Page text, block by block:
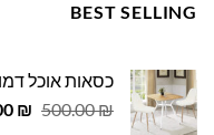
BEST SELLING
כסאות אוכל
500.00₪
₪